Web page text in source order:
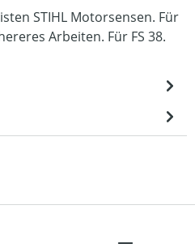
STIHL Motorsensen. Für
Arbeiten. Für FS 38.